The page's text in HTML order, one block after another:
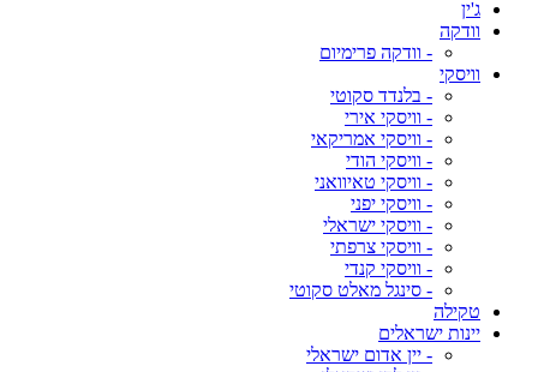
ג'ין
וודקה
- וודקה פרימיום
וויסקי
- בלנדד סקוטי
- וויסקי אירי
- וויסקי אמריקאי
- וויסקי הודי
- וויסקי טאיוואני
- וויסקי יפני
- וויסקי ישראלי
- וויסקי צרפתי
- וויסקי קנדי
- סינגל מאלט סקוטי
טקילה
יינות ישראלים
- יין אדום ישראלי